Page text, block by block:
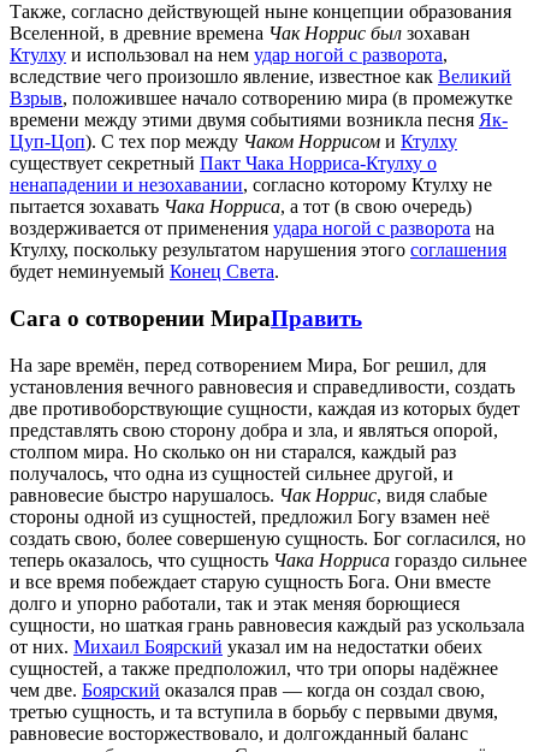
Также, согласно действующей ныне концепции образования
Вселенной, в древние времена Чак Норрис был зохаван
Ктулху и использовал на нем удар ногой с разворота,
вследствие чего произошло явление, известное как Великий
Взрыв, положившее начало сотворению мира (в промежутке
времени между этими двумя событиями возникла песня Як-
Цуп-Цоп). С тех пор между Чаком Норрисом и Ктулху
существует секретный Пакт Чака Норриса-Ктулху о
ненападении и незохавании, согласно которому Ктулху не
пытается зохавать Чака Норриса, а тот (в свою очередь)
воздерживается от применения удара ногой с разворота на
Ктулху, поскольку результатом нарушения этого соглашения
будет неминуемый Конец Света.
Сага о сотворении МираПравить
На заре времён, перед сотворением Мира, Бог решил, для
установления вечного равновесия и справедливости, создать
две противоборствующие сущности, каждая из которых будет
представлять свою сторону добра и зла, и являться опорой,
столпом мира. Но сколько он ни старался, каждый раз
получалось, что одна из сущностей сильнее другой, и
равновесие быстро нарушалось. Чак Норрис, видя слабые
стороны одной из сущностей, предложил Богу взамен неё
создать свою, более совершеную сущность. Бог согласился, но
теперь оказалось, что сущность Чака Норриса гораздо сильнее
и все время побеждает старую сущность Бога. Они вместе
долго и упорно работали, так и этак меняя борющиеся
сущности, но шаткая грань равновесия каждый раз ускользала
от них. Михаил Боярский указал им на недостатки обеих
сущностей, а также предположил, что три опоры надёжнее
чем две. Боярский оказался прав — когда он создал свою,
третью сущность, и та вступила в борьбу с первыми двумя,
равновесие восторжествовало, и долгожданный баланс